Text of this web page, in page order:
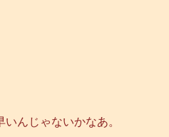
んじゃないかなあ。